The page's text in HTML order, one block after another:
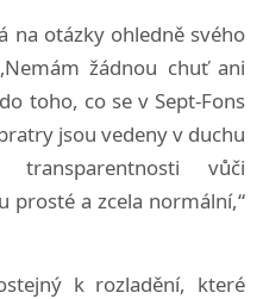
na otázky ohledně svého
žádnou chuť ani
toho, co se v Sept-Fons
jsou vedeny v duchu
vůči
prosté a zcela normální,“
k rozladění, které